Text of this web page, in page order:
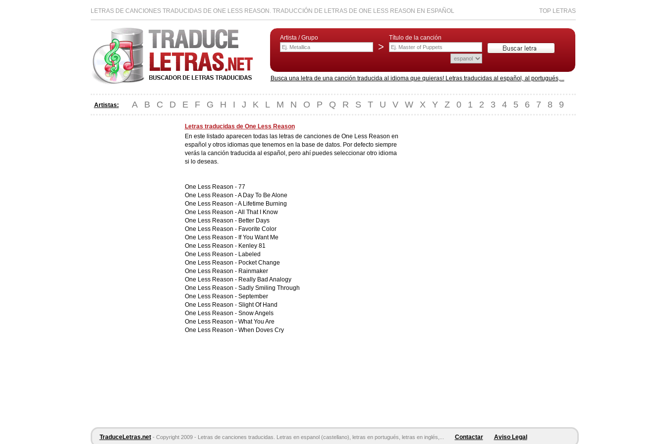
LETRAS DE CANCIONES TRADUCIDAS DE ONE LESS REASON. TRADUCCIÓN DE LETRAS DE ONE LESS REASON EN ESPAÑOL TOP LETRAS
Artista / Grupo
>
Título de la canción
Busca una letra de una canción traducida al idioma que quieras! Letras traducidas al español, al portugués,...
Artistas: A B C D E F G H I J K L M N O P Q R S T U V W X Y Z 0 1 2 3 4 5 6 7 8 9
Letras traducidas de One Less Reason
En este listado aparecen todas las letras de canciones de One Less Reason en
español y otros idiomas que tenemos en la base de datos. Por defecto siempre
verás la canción traducida al español, pero ahí puedes seleccionar otro idioma
si lo deseas.
One Less Reason - 77
One Less Reason -A Day To Be Alone
One Less Reason -A Lifetime Burning
One Less Reason -All That I Know
One Less Reason - Better Days
One Less Reason - Favorite Color
One Less Reason - If You Want Me
One Less Reason - Kenley 81
One Less Reason - Labeled
One Less Reason - Pocket Change
One Less Reason - Rainmaker
One Less Reason - Really Bad Analogy
One Less Reason - Sadly Smiling Through
One Less Reason - September
One Less Reason - Slight Of Hand
One Less Reason - Snow Angels
One Less Reason - What You Are
One Less Reason - When Doves Cry
TraduceLetras.net - Copyright 2009 - Letras de canciones traducidas. Letras en espanol (castellano), letras en portugués, letras en inglés,... Contactar Aviso Legal